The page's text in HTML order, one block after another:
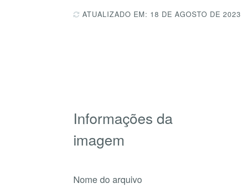
ATUALIZADO EM: 18 DE AGOSTO DE 2023
Informações da
imagem
Nome do arquivo